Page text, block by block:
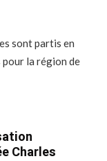
sont partis en
pour la région de
Charles